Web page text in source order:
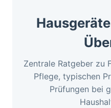
Zentrale Ratgeber zu
Pflege, typischen
Prüfungen bei